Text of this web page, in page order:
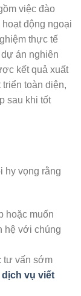
việc đào
động ngoại
thực tế
án nghiên
kết quả xuất
toàn diện,
sau khi tốt
hy vọng rằng
hoặc muốn
hệ với chúng
vấn sớm
dịch vụ viết